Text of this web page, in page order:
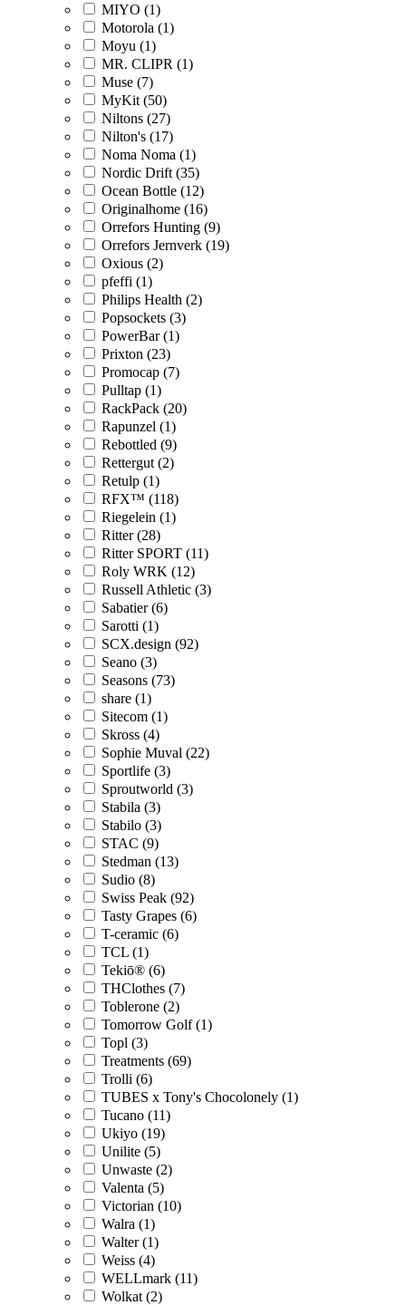
MIYO (1)
Motorola (1)
Moyu (1)
MR. CLIPR (1)
Muse (7)
MyKit (50)
Niltons (27)
Nilton's (17)
Noma Noma (1)
Nordic Drift (35)
Ocean Bottle (12)
Originalhome (16)
Orrefors Hunting (9)
Orrefors Jernverk (19)
Oxious (2)
pfeffi (1)
Philips Health (2)
Popsockets (3)
PowerBar (1)
Prixton (23)
Promocap (7)
Pulltap (1)
RackPack (20)
Rapunzel (1)
Rebottled (9)
Rettergut (2)
Retulp (1)
RFX™ (118)
Riegelein (1)
Ritter (28)
Ritter SPORT (11)
Roly WRK (12)
Russell Athletic (3)
Sabatier (6)
Sarotti (1)
SCX.design (92)
Seano (3)
Seasons (73)
share (1)
Sitecom (1)
Skross (4)
Sophie Muval (22)
Sportlife (3)
Sproutworld (3)
Stabila (3)
Stabilo (3)
STAC (9)
Stedman (13)
Sudio (8)
Swiss Peak (92)
Tasty Grapes (6)
T-ceramic (6)
TCL (1)
Tekiō® (6)
THClothes (7)
Toblerone (2)
Tomorrow Golf (1)
Topl (3)
Treatments (69)
Trolli (6)
TUBES x Tony's Chocolonely (1)
Tucano (11)
Ukiyo (19)
Unilite (5)
Unwaste (2)
Valenta (5)
Victorian (10)
Walra (1)
Walter (1)
Weiss (4)
WELLmark (11)
Wolkat (2)